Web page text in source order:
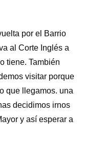
por el Barrio
al Corte Inglés a
tiene. También
visitar porque
que llegamos. una
decidimos irnos
y así esperar a